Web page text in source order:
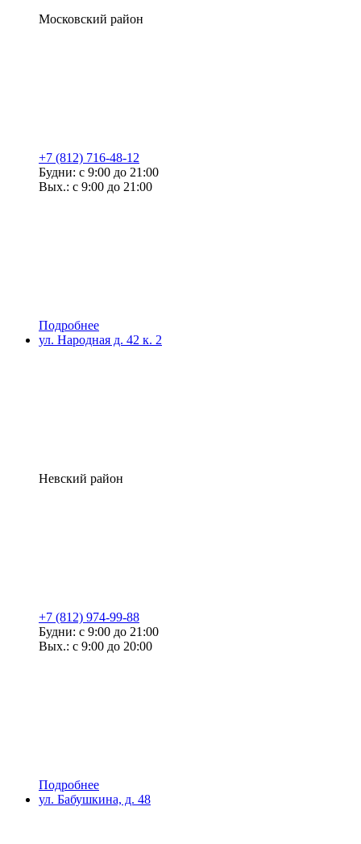
Московский район
+7 (812) 716-48-12
Будни: с 9:00 до 21:00
Вых.: с 9:00 до 21:00
Подробнее
ул. Народная д. 42 к. 2
Невский район
+7 (812) 974-99-88
Будни: с 9:00 до 21:00
Вых.: с 9:00 до 20:00
Подробнее
ул. Бабушкина, д. 48